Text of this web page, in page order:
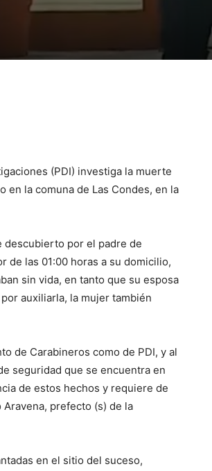
(PDI) investiga la muerte
la comuna de Las Condes, en la
descubierto por el padre de
de las 01:00 horas a su domicilio,
sin vida, en tanto que su esposa
auxiliarla, la mujer también
de Carabineros como de PDI, y al
seguridad que se encuentra en
de estos hechos y requiere de
prefecto (s) de la
en el sitio del suceso,